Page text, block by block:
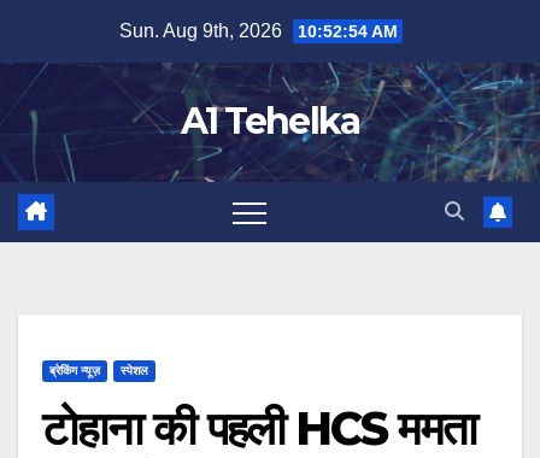
content
Sun. Aug 9th, 2026 10:52:54 AM
A1 Tehelka
ब्रेकिंग न्यूज़ स्पेशल
टोहाना की पहली HCS ममता